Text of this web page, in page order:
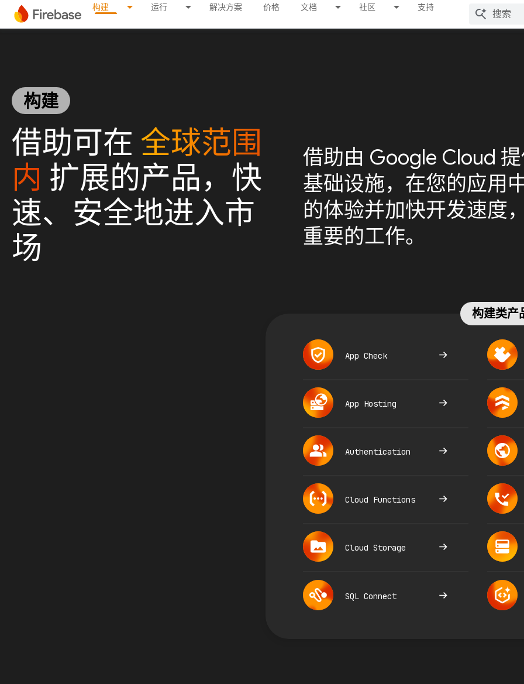
构建 运行 解决方案 价格 文档 社区 支持
构建
借助可在 全球范围
内 扩展的产品，快
速、安全地进入市
场
借助由 Google Cloud
基础设施，在您的应用
的体验并加快开发速度
重要的工作。
构建类产
App Check
App Hosting
Authentication
Cloud Functions
Cloud Storage
SQL Connect